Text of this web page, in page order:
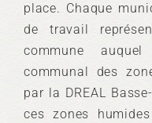
place. Chaque
de travail
commune
communal des
par la DREAL
ces zones